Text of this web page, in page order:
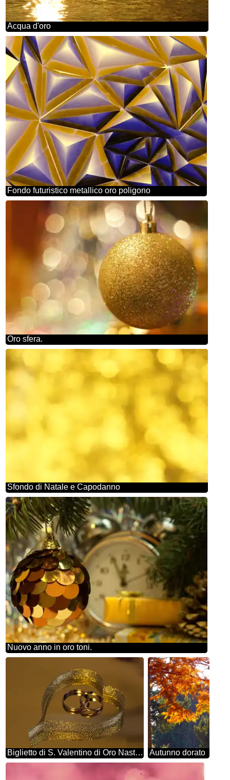
Acqua d'oro
Fondo futuristico metallico oro poligono
Oro sfera.
Sfondo di Natale e Capodanno
Nuovo anno in oro toni.
Biglietto di S. Valentino di Oro Nastro anelli Autunno dorato